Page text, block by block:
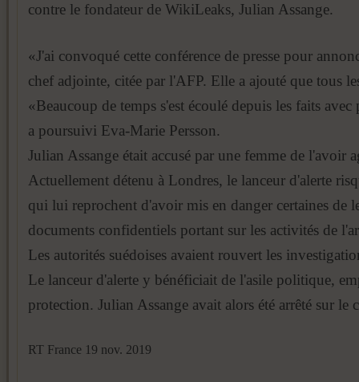
contre le fondateur de WikiLeaks, Julian Assange.
«J'ai convoqué cette conférence de presse pour
chef adjointe, citée par l'AFP. Elle a ajouté que tous
«Beaucoup de temps s'est écoulé depuis les faits
a poursuivi Eva-Marie Persson.
Julian Assange était accusé par une femme de l'avoir
Actuellement détenu à Londres, le lanceur d'alerte
qui lui reprochent d'avoir mis en danger certaines
documents confidentiels portant sur les activités de
Les autorités suédoises avaient rouvert les
Le lanceur d'alerte y bénéficiait de l'asile politique,
protection. Julian Assange avait alors été arrêté sur le
RT France 19 nov. 2019